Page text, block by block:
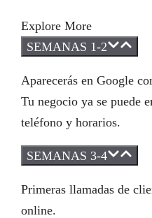
Explore More
SEMANAS 1-2
Aparecerás en Google
Tu negocio ya se puede
teléfono y horarios.
SEMANAS 3-4
Primeras llamadas de
online.